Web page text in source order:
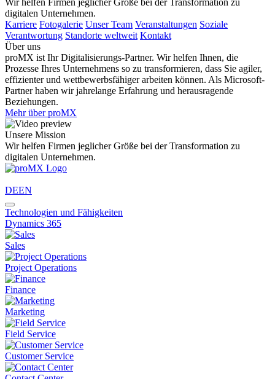
Wir helfen Firmen jeglicher Größe bei der Transformation zu
digitalen Unternehmen.
Karriere Fotogalerie Unser Team Veranstaltungen Soziale
Verantwortung Standorte weltweit Kontakt
Über uns
proMX ist Ihr Digitalisierungs-Partner. Wir helfen Ihnen, die
Prozesse Ihres Unternehmens so zu transformieren, dass Sie agiler,
effizienter und wettbewerbsfähiger arbeiten können. Als Microsoft-
Partner haben wir jahrelange Erfahrung und herausragende
Beziehungen.
Mehr über proMX
Unsere Mission
Wir helfen Firmen jeglicher Größe bei der Transformation zu
digitalen Unternehmen.
DEEN
Technologien und Fähigkeiten
Dynamics 365
Sales
Project Operations
Finance
Marketing
Field Service
Customer Service